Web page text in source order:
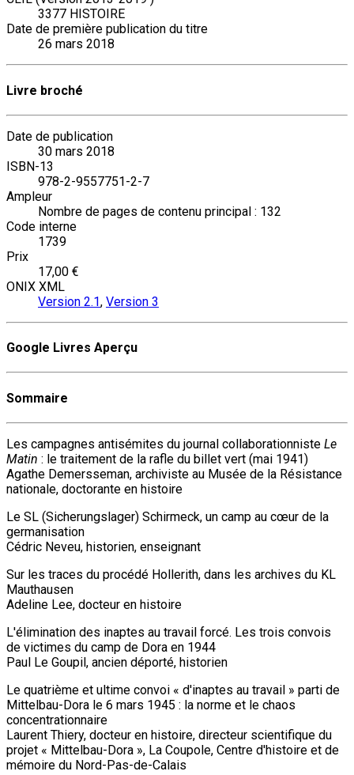
3377 HISTOIRE
Date de première publication du titre
26 mars 2018
Livre broché
Date de publication
30 mars 2018
ISBN-13
978-2-9557751-2-7
Ampleur
Nombre de pages de contenu principal : 132
Code interne
1739
Prix
17,00 €
ONIX XML
Version 2.1, Version 3
Google Livres Aperçu
Sommaire
Les campagnes antisémites du journal collaborationniste Le
Matin : le traitement de la rafle du billet vert (mai 1941)
Agathe Demersseman, archiviste au Musée de la Résistance
nationale, doctorante en histoire
Le SL (Sicherungslager) Schirmeck, un camp au cœur de la
germanisation
Cédric Neveu, historien, enseignant
Sur les traces du procédé Hollerith, dans les archives du KL
Mauthausen
Adeline Lee, docteur en histoire
L'élimination des inaptes au travail forcé. Les trois convois
de victimes du camp de Dora en 1944
Paul Le Goupil, ancien déporté, historien
Le quatrième et ultime convoi « d'inaptes au travail » parti de
Mittelbau-Dora le 6 mars 1945 : la norme et le chaos
concentrationnaire
Laurent Thiery, docteur en histoire, directeur scientifique du
projet « Mittelbau-Dora », La Coupole, Centre d'histoire et de
mémoire du Nord-Pas-de-Calais